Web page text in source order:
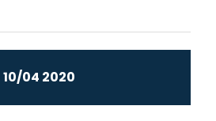
10/04 2020